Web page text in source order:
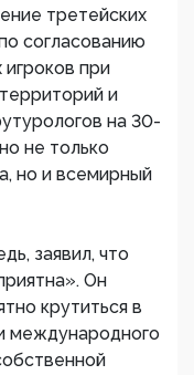
третейских
согласованию
при
и
на 30-
не только
но и всемирный
заявил, что
Он
крутиться в
международного